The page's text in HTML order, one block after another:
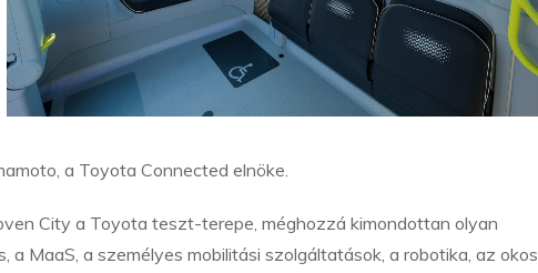
a Toyota Connected elnöke.
City a Toyota teszt-terepe, méghozzá kimondottan olyan
MaaS, a személyes mobilitási szolgáltatások, a robotika, az okos